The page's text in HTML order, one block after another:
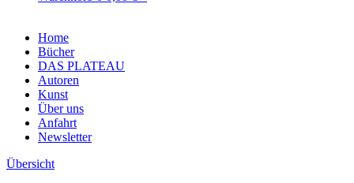
Home
Bücher
DAS PLATEAU
Autoren
Kunst
Über uns
Anfahrt
Newsletter
Übersicht